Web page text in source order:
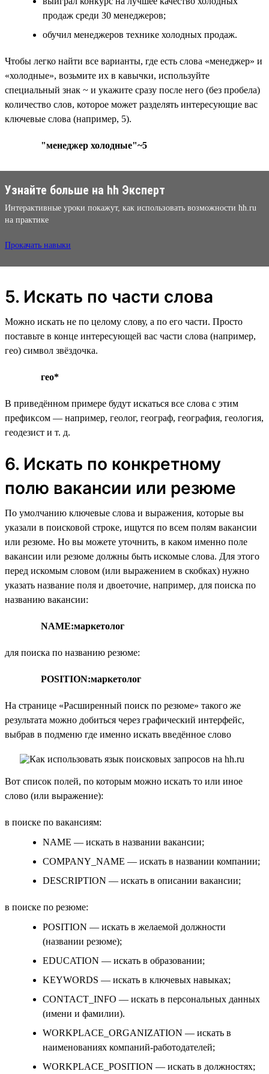
продаж среди 30 менеджеров;
обучил менеджеров технике холодных продаж.
Чтобы легко найти все варианты, где есть слова «менеджер» и
«холодные», возьмите их в кавычки, используйте
специальный знак ~ и укажите сразу после него (без пробела)
количество слов, которое может разделять интересующие вас
ключевые слова (например, 5).
"менеджер холодные"~5
Узнайте больше на hh Эксперт
Интерактивные уроки покажут, как использовать возможности hh.ru
на практике
Прокачать навыки
5. Искать по части слова
Можно искать не по целому слову, а по его части. Просто
поставьте в конце интересующей вас части слова (например,
гео) символ звёздочка.
гео*
В приведённом примере будут искаться все слова с этим
префиксом — например, геолог, географ, география, геология,
геодезист и т. д.
6. Искать по конкретному
полю вакансии или резюме
По умолчанию ключевые слова и выражения, которые вы
указали в поисковой строке, ищутся по всем полям вакансии
или резюме. Но вы можете уточнить, в каком именно поле
вакансии или резюме должны быть искомые слова. Для этого
перед искомым словом (или выражением в скобках) нужно
указать название поля и двоеточие, например, для поиска по
названию вакансии:
NAME:маркетолог
для поиска по названию резюме:
POSITION:маркетолог
На странице «Расширенный поиск по резюме» такого же
результата можно добиться через графический интерфейс,
выбрав в подменю где именно искать введённое слово
Вот список полей, по которым можно искать то или иное
слово (или выражение):
в поиске по вакансиям:
NAME — искать в названии вакансии;
COMPANY_NAME — искать в названии компании;
DESCRIPTION — искать в описании вакансии;
в поиске по резюме:
POSITION — искать в желаемой должности
(названии резюме);
EDUCATION — искать в образовании;
KEYWORDS — искать в ключевых навыках;
CONTACT_INFO — искать в персональных данных
(имени и фамилии).
WORKPLACE_ORGANIZATION — искать в
наименованиях компаний-работодателей;
WORKPLACE_POSITION — искать в должностях;